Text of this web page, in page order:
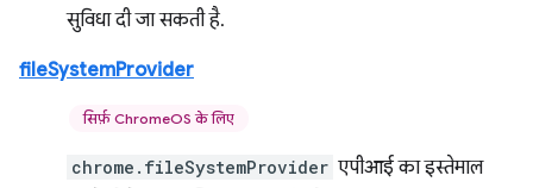
सुविधा दी जा सकती है.
fileSystemProvider
सिर्फ़ ChromeOS के लिए
chrome.fileSystemProvider एपीआई का इस्तेमाल